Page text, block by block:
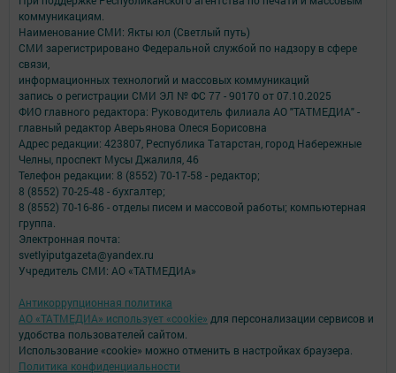
коммуникациям.
Наименование СМИ: Якты юл (Светлый путь)
СМИ зарегистрировано Федеральной службой по надзору в сфере
связи,
информационных технологий и массовых коммуникаций
запись о регистрации СМИ ЭЛ № ФС 77 - 90170 от 07.10.2025
ФИО главного редактора: Руководитель филиала АО "ТАТМЕДИА" -
главный редактор Аверьянова Олеся Борисовна
Адрес редакции: 423807, Республика Татарстан, город Набережные
Челны, проспект Мусы Джалиля, 46
Телефон редакции: 8 (8552) 70-17-58 - редактор;
8 (8552) 70-25-48 - бухгалтер;
8 (8552) 70-16-86 - отделы писем и массовой работы; компьютерная
группа.
Электронная почта:
svetlyiputgazeta@yandex.ru
Учредитель СМИ: АО «ТАТМЕДИА»
Антикоррупционная политика
АО «ТАТМЕДИА» использует «cookie» для персонализации сервисов и
удобства пользователей сайтом.
Использование «cookie» можно отменить в настройках браузера.
Политика конфиденциальности